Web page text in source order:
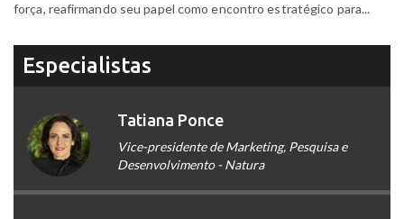
força, reafirmando seu papel como encontro estratégico para...
Especialistas
Tatiana Ponce
Vice-presidente de Marketing, Pesquisa e
Desenvolvimento - Natura